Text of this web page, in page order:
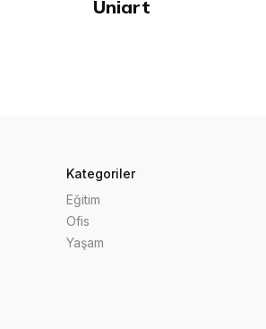
Uniart
Kategoriler
Eğitim
Ofis
Yaşam